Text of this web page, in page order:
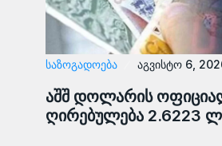
ᲡᲐᲖᲝᲒᲐᲓᲝᲔᲑᲐ აგვისტო 6,
აშშ დოლარის
ღირებულება 2.6223